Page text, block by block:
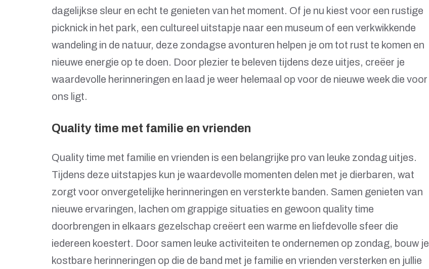
dagelijkse sleur en echt te genieten van het moment. Of je nu kiest voor een rustige
picknick in het park, een cultureel uitstapje naar een museum of een verkwikkende
wandeling in de natuur, deze zondagse avonturen helpen je om tot rust te komen en
nieuwe energie op te doen. Door plezier te beleven tijdens deze uitjes, creëer je
waardevolle herinneringen en laad je weer helemaal op voor de nieuwe week die voor
ons ligt.
Quality time met familie en vrienden
Quality time met familie en vrienden is een belangrijke pro van leuke zondag uitjes.
Tijdens deze uitstapjes kun je waardevolle momenten delen met je dierbaren, wat
zorgt voor onvergetelijke herinneringen en versterkte banden. Samen genieten van
nieuwe ervaringen, lachen om grappige situaties en gewoon quality time
doorbrengen in elkaars gezelschap creëert een warme en liefdevolle sfeer die
iedereen koestert. Door samen leuke activiteiten te ondernemen op zondag, bouw je
kostbare herinneringen op die de band met je familie en vrienden versterken en jullie